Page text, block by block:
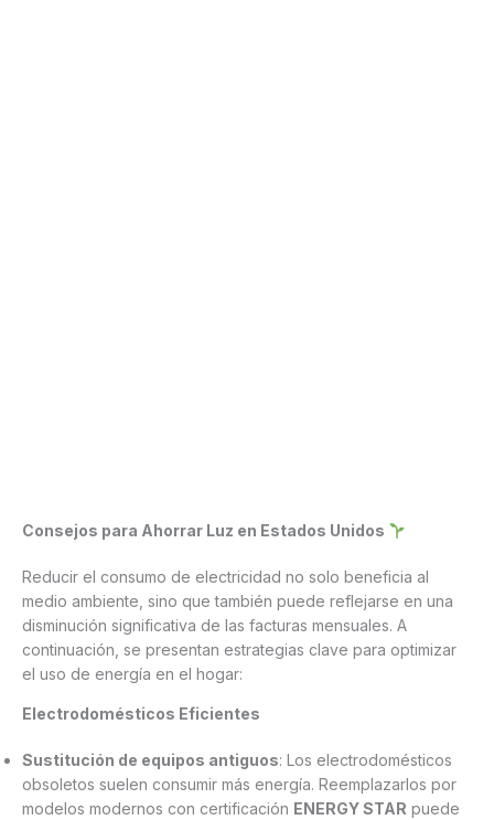
Consejos para Ahorrar Luz en Estados Unidos
Reducir el consumo de electricidad no solo beneficia al
medio ambiente, sino que también puede reflejarse en una
disminución significativa de las facturas mensuales. A
continuación, se presentan estrategias clave para optimizar
el uso de energía en el hogar:
Electrodomésticos Eficientes
Sustitución de equipos antiguos: Los electrodomésticos
obsoletos suelen consumir más energía. Reemplazarlos por
modelos modernos con certificación ENERGY STAR puede